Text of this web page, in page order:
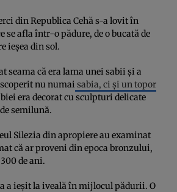
din Republica Cehă s-a lovit în
afla într-o pădure, de o bucată de
ieșea din sol.
seama că era lama unei sabii și a
nu numai sabia, ci și un topor
era decorat cu sculpturi delicate
semilună.
Silezia din apropiere au examinat
că ar proveni din epoca bronzului,
de ani.
a ieșit la iveală în mijlocul pădurii. O